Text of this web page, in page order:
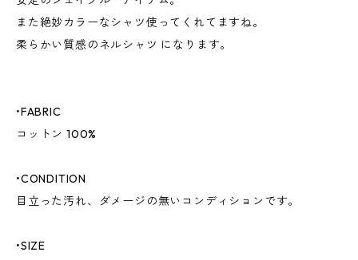
また絶妙カラーなシャツ使ってくれてますね。
柔らかい質感のネルシャツ になります。
•FABRIC
コットン 100%
•CONDITION
目立った汚れ、ダメージの無いコンディションです。
•SIZE